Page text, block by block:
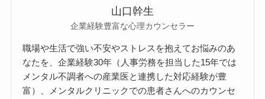
山口幹生
企業経験豊富な心理カウンセラー
職場や生活で強い不安やストレスを抱えてお悩みのあ
なたを、企業経験30年（人事労務を担当した15年では
メンタル不調者への産業医と連携した対応経験が豊
富）、メンタルクリニックでの患者さんへのカウンセ